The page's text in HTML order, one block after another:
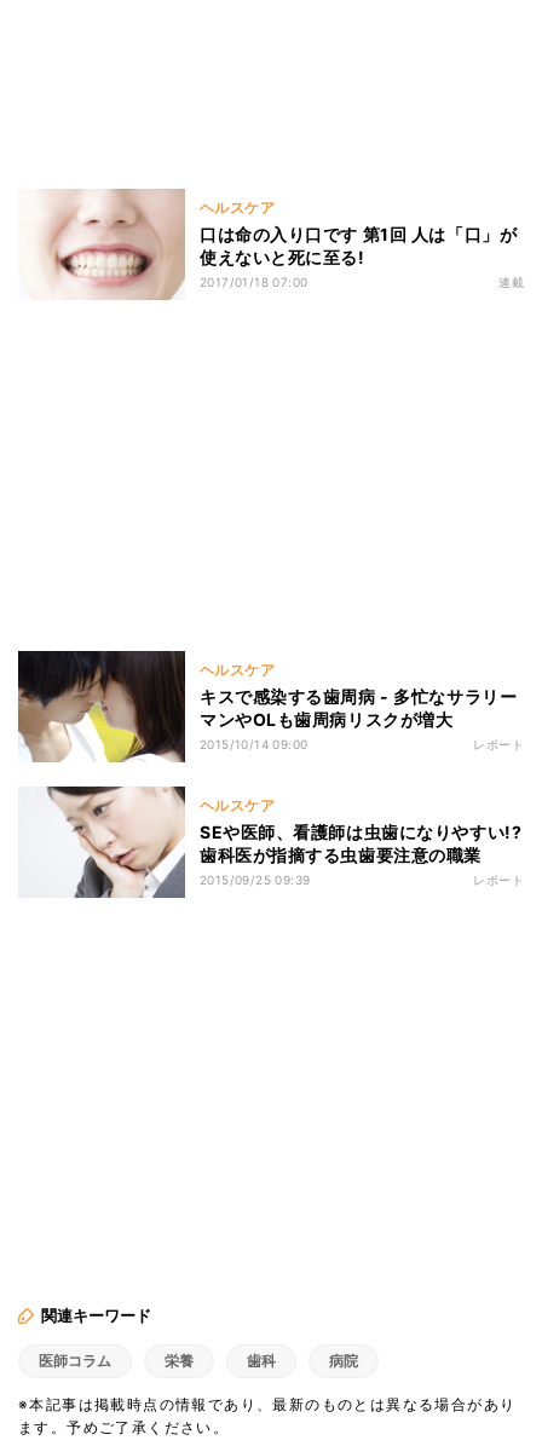
ヘルスケア
口は命の入り口です 第1回 人は「口」が
使えないと死に至る!
2017/01/18 07:00 連載
ヘルスケア
キスで感染する歯周病 - 多忙なサラリー
マンやOLも歯周病リスクが増大
2015/10/14 09:00 レポート
ヘルスケア
SEや医師、看護師は虫歯になりやすい!?
歯科医が指摘する虫歯要注意の職業
2015/09/25 09:39 レポート
関連キーワード
医師コラム 栄養 歯科 病院
※本記事は掲載時点の情報であり、最新のものとは異なる場合があり
ます。予めご了承ください。